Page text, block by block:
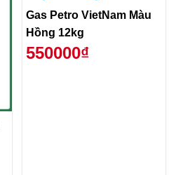
Gas Petro VietNam Màu
Hồng 12kg
550000₫